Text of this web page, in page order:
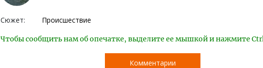
Сюжет: Происшествие
Чтобы сообщить нам об опечатке, выделите ее мышкой и нажмите
Комментарии